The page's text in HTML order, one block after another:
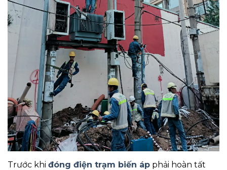
Trước khi đóng điện trạm biến áp phải hoàn tất